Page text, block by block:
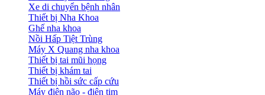
Xe di chuyển bệnh nhân
Thiết bị Nha Khoa
Ghế nha khoa
Nồi Hấp Tiệt Trùng
Máy X Quang nha khoa
Thiết bị tai mũi họng
Thiết bị khám tai
Thiết bị hồi sức cấp cứu
Máy điện não - điện tim